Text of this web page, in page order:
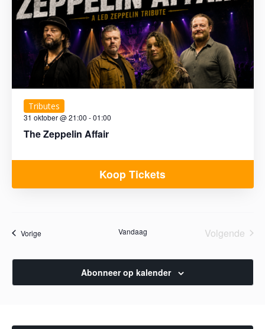
The Zeppelin Affair
31 oktober @ 21:00 -01:00
Tributes
Koop Tickets
VorigeAgenda Vandaag
Volgende
Abonneer op kalender